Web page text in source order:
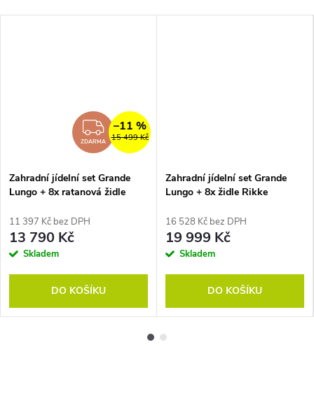
ZDARMA
ZDARMA 15 499 Kč
–11 %
Zahradní jídelní set Grande
Lungo + 8x ratanová židle
11 397 Kč bez DPH
13 790 Kč
Skladem
DO KOŠÍKU
Zahradní jídelní set Grande
Lungo + 8x židle Rikke
16 528 Kč bez DPH
19 999 Kč
Skladem
DO KOŠÍKU